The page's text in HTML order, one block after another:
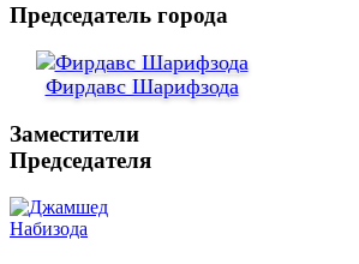
Председатель города
Фирдавс Шарифзода
Заместители
Председателя